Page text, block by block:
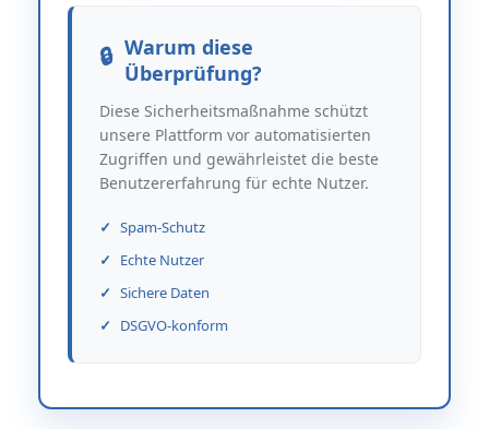
Warum diese
Überprüfung?
Diese Sicherheitsmaßnahme schützt
unsere Plattform vor automatisierten
Zugriffen und gewährleistet die beste
Benutzererfahrung für echte Nutzer.
Spam-Schutz
Echte Nutzer
Sichere Daten
DSGVO-konform